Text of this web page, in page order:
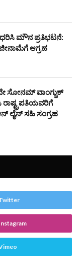
ಧರಿಸಿ ಮೌನ ಪ್ರತಿಭಟನೆ:
ಆಗ್ರಹ
ಸೋನಮ್ ವಾಂಗ್ಚುಕ್
ಲೈನ್ ಸಹಿ ಸಂಗ್ರಹ